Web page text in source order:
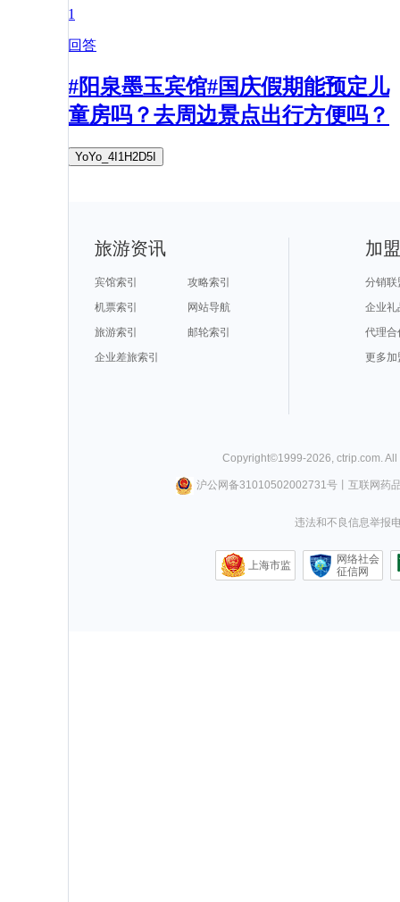
1
回答
#阳泉墨玉宾馆#国庆假期能预定儿
童房吗？去周边景点出行方便吗？
YoYo_4I1H2D5I
旅游资讯
宾馆索引
攻略索引
机票索引
网站导航
旅游索引
邮轮索引
企业差旅索引
加
分销联
企业礼
代理合
更多加
Copyright©1999-2026, ctrip.com.
沪公网备31010502002731号丨 互联网药
违法和不良信息举报
上海市监
网络社会
征信网